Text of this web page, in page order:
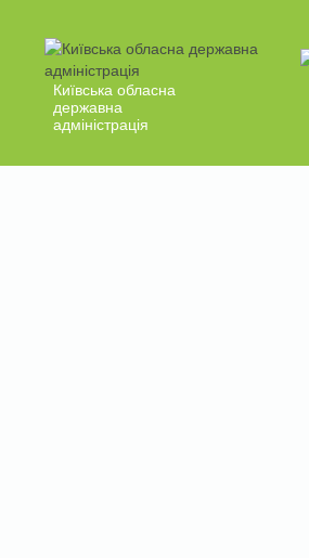
Київська обласна
державна
адміністрація